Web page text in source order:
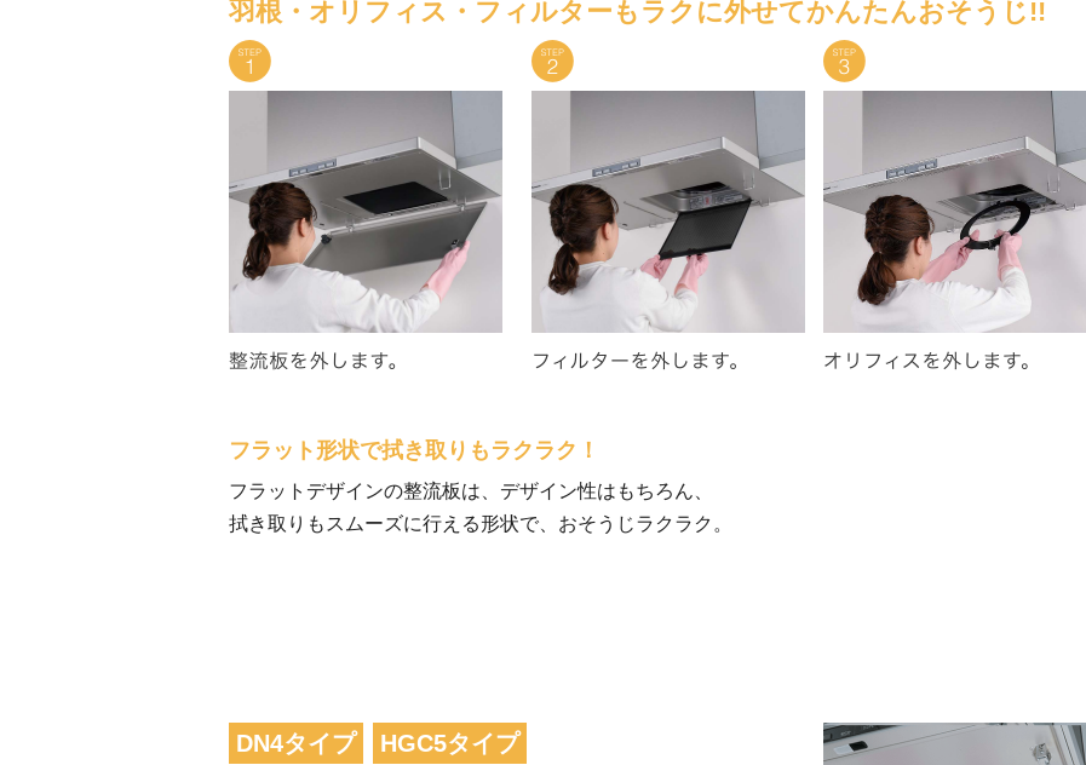
羽根・オリフィス・フィルターもラクに外せてかんたんおそうじ!!
フラット形状で拭き取りもラクラク！
フラットデザインの整流板は、デザイン性はもちろん、
拭き取りもスムーズに行える形状で、おそうじラクラク。
DN4タイプ HGC5タイプ